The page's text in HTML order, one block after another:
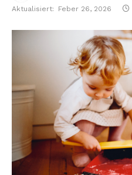
Aktualisiert:
Feber 26, 2026